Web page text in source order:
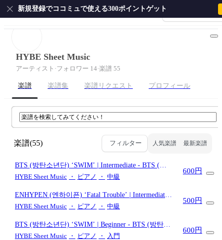
会員登録・ログイ
新規登録でココミュで使える300ポイントゲット
ホーム
ピアノ ギター サクソフォン ドラム
HYBE Sheet Music
アーティスト ·フォロワー 14·楽譜 55
楽譜 楽譜集 楽譜リクエスト プロフィール
楽譜(55) フィルター 人気楽譜 最新楽譜
BTS (방탄소년단) ‘SWIM’ | Intermediate - BTS (방
탄소년단)
HYBE Sheet Music ・ ピアノ ・ 中級
600円
ENHYPEN (엔하이픈) ‘Fatal Trouble’ | Intermediate -
ENHYPEN (엔하이픈)
HYBE Sheet Music ・ ピアノ ・ 中級
500円
BTS (방탄소년단) ‘SWIM’ | Beginner - BTS (방탄소
년단)
HYBE Sheet Music ・ ピアノ ・ 入門
600円